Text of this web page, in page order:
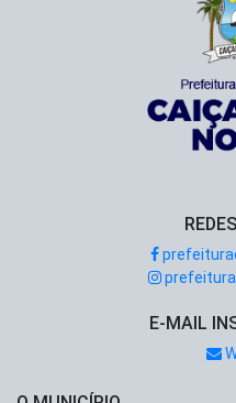
E-MAIL